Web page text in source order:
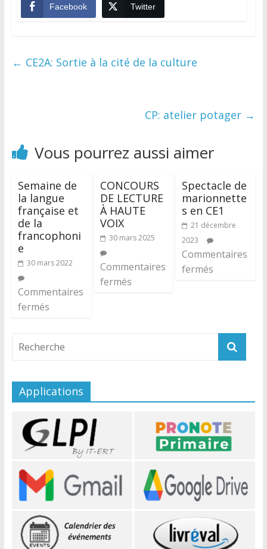
Facebook Twitter
← CE2A: Sortie à la cité de la culture
CP: atelier potager →
Vous pourrez aussi aimer
Semaine de
la langue
française et
de la
francophoni
e
30 mars 2022
Commentaires
fermés
CONCOURS
DE LECTURE
À HAUTE
VOIX
30 mars 2025
Commentaires
fermés
Spectacle de
marionnette
s en CE1
21 décembre
2023
Commentaires
fermés
Applications